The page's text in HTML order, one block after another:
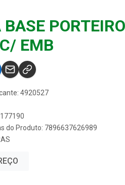
EMB
4920527
do Produto: 7896637626989